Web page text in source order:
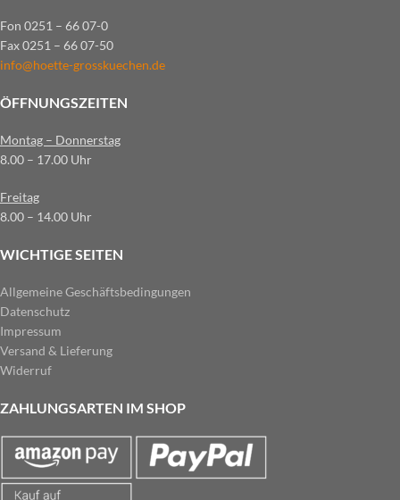
Fon 0251 – 66 07-0
Fax 0251 – 66 07-50
info@hoette-grosskuechen.de
ÖFFNUNGSZEITEN
Montag – Donnerstag
8.00 – 17.00 Uhr
Freitag
8.00 – 14.00 Uhr
WICHTIGE SEITEN
Allgemeine Geschäftsbedingungen
Datenschutz
Impressum
Versand & Lieferung
Widerruf
ZAHLUNGSARTEN IM SHOP